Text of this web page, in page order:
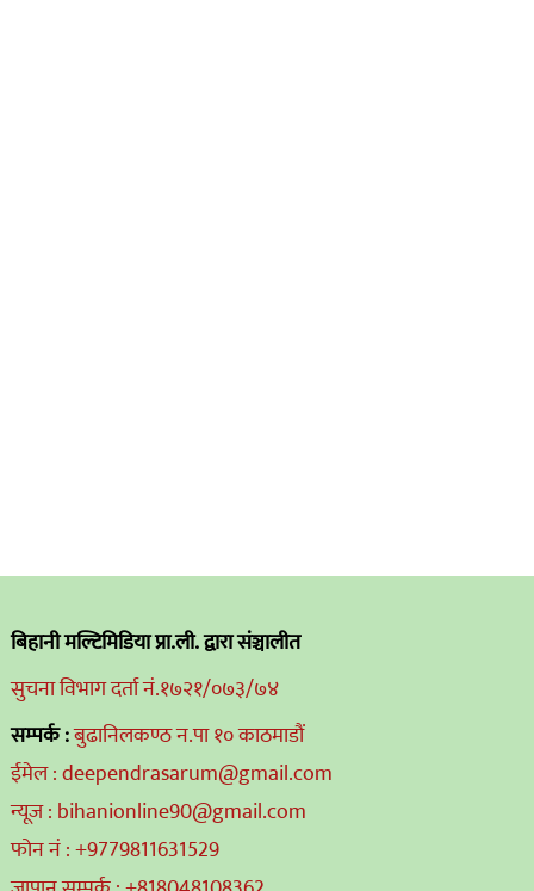
बिहानी मल्टिमिडिया प्रा.ली. द्वारा संञ्चालीत
सुचना विभाग दर्ता नं.१७२१/०७३/७४
सम्पर्क :बुढानिलकण्ठ न.पा १० काठमाडौं
ईमेल : deependrasarum@gmail.com
न्यूज : bihanionline90@gmail.com
फोन नं : +9779811631529